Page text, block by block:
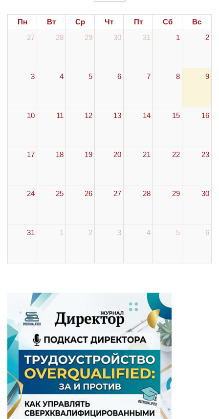
Пн Вт Ср Чт Пт Сб
Вс
27
28 29 30 31 1 2
3 4 5 6 7 8 9
10 11 12 13 14 15 16
17 18 19 20 21 22 23
24 25 26 27 28 29 30
31 1 2 3 4 5 6